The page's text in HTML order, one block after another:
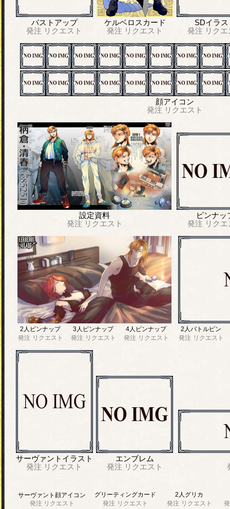
バストアップ
発注 リクエスト
ケルベロスカード
発注 リクエスト
SDイラス
発注 リク
顔アイコン
発注 リクエスト
設定資料
発注 リクエスト
ピンナッ
発注 リク
2人ピンナップ
発注 リクエスト
3人ピンナップ
発注 リクエスト
4人ピンナップ
発注 リクエスト
2人バトルピン
発注 リクエスト
サーヴァントイラスト
発注 リクエスト
エンブレム
発注 リクエスト
サーヴァント顔アイコン
発注 リクエスト
グリーティングカード
発注 リクエスト
2人グリカ
発注 リクエスト